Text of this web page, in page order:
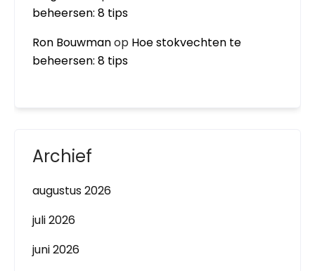
beheersen: 8 tips
Ron Bouwmanop Hoe stokvechten te
beheersen: 8 tips
Archief
augustus 2026
juli 2026
juni 2026